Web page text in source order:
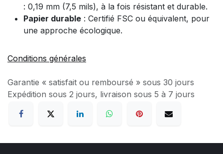
: 0,19 mm (7,5 mils), à la fois résistant et durable.
Papier durable : Certifié FSC ou équivalent, pour
une approche écologique.
Conditions générales
Garantie « satisfait ou remboursé » sous 30 jours
Expédition sous 2 jours, livraison sous 5 à 7 jours